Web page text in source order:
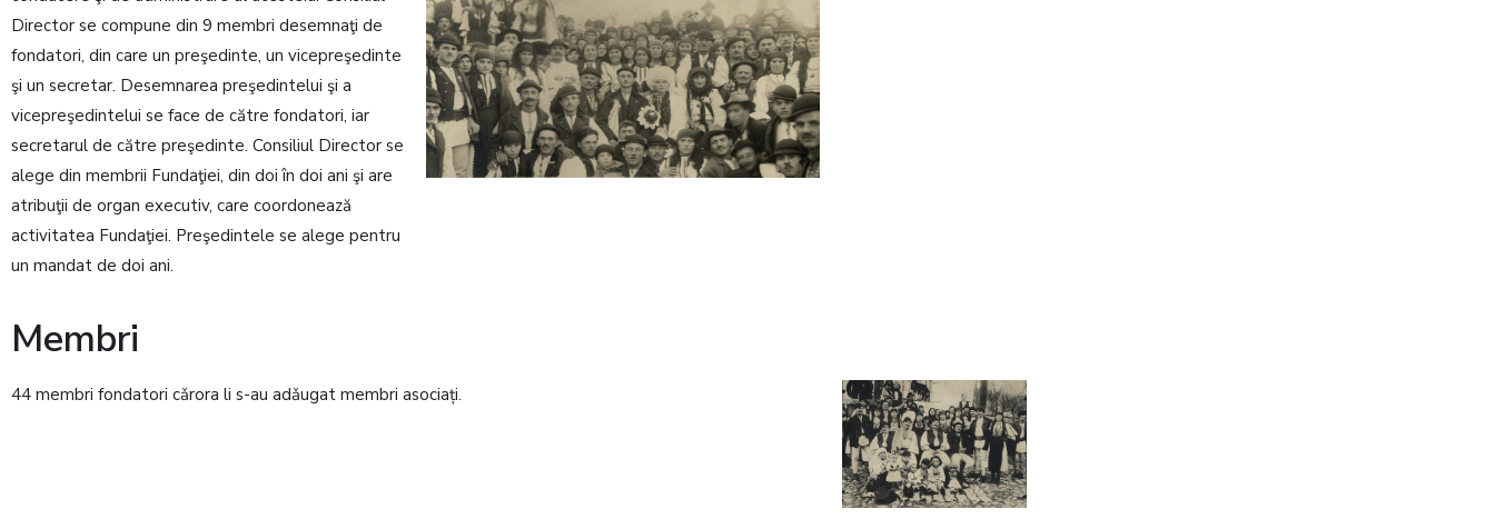
Director se compune din 9 membri desemnaţi de
fondatori, din care un preşedinte, un vicepreşedinte
şi un secretar. Desemnarea preşedintelui şi a
vicepreşedintelui se face de către fondatori, iar
secretarul de către preşedinte. Consiliul Director se
alege din membrii Fundaţiei, din doi în doi ani şi are
atribuţii de organ executiv, care coordonează
activitatea Fundaţiei. Preşedintele se alege pentru
un mandat de doi ani.
Membri
44 membri fondatori cǎrora li s-au adǎugat membri asociați.